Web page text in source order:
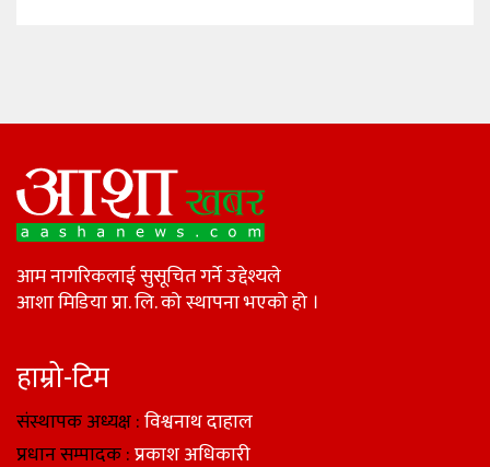
आम नागरिकलाई सुसूचित गर्ने उद्देश्यले
आशा मिडिया प्रा. लि. को स्थापना भएको हो ।
हाम्रो-टिम
संस्थापक अध्यक्ष :विश्वनाथ दाहाल
प्रधान सम्पादक :प्रकाश अधिकारी